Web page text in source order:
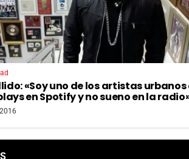
«Soy uno de los artistas urbanos
en Spotify y no sueno en la